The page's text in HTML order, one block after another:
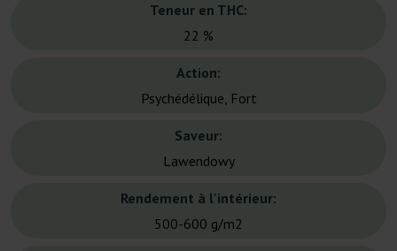
Teneur en THC:
22 %
Action:
Psychédélique, Fort
Saveur:
Lawendowy
Rendement à l'intérieur:
500-600 g/m2